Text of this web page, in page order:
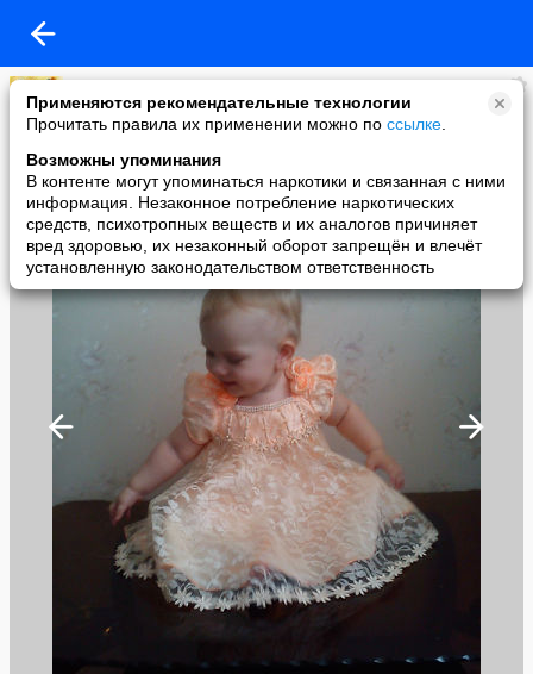
Применяются рекомендательные технологии
Прочитать правила их применении можно по ссылке
Возможны упоминания
В контенте могут упоминаться наркотики и связанная с ними
информация. Незаконное потребление наркотических
средств, психотропных веществ и их аналогов причиняет
вред здоровью, их незаконный оборот запрещён и влечёт
установленную законодательством ответственность
Леночка
added a photo
11 Jul в 18:09